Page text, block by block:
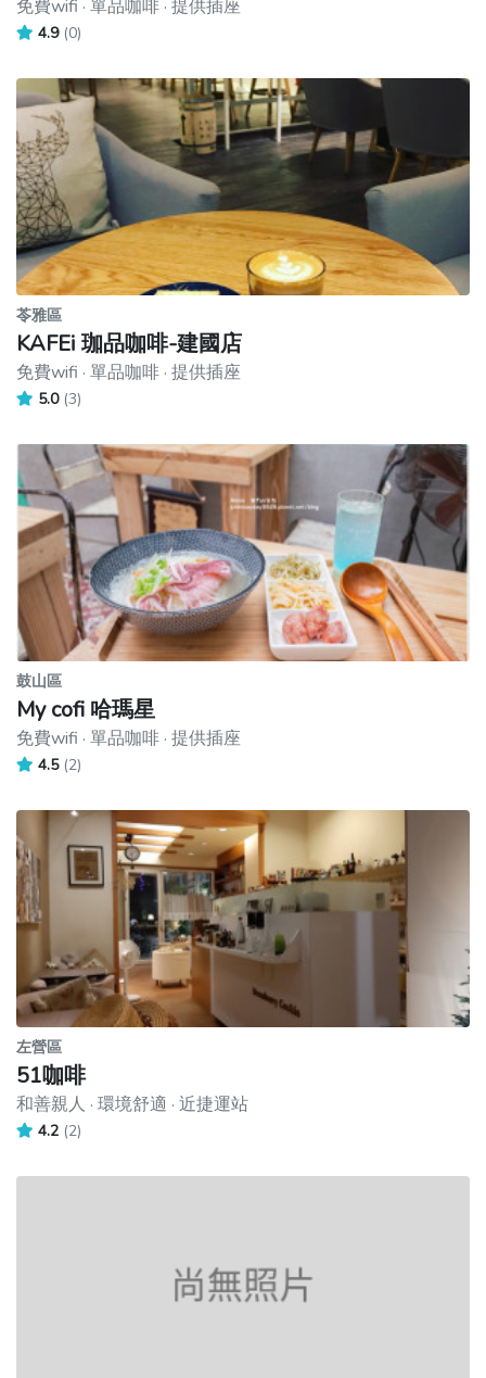
免費wifi · 單品咖啡 · 提供插座
4.9 (0)
苓雅區
KAFEi 珈品咖啡-建國店
免費wifi · 單品咖啡 · 提供插座
5.0 (3)
鼓山區
My cofi 哈瑪星
免費wifi · 單品咖啡 · 提供插座
4.5 (2)
左營區
51咖啡
和善親人 · 環境舒適 · 近捷運站
4.2 (2)